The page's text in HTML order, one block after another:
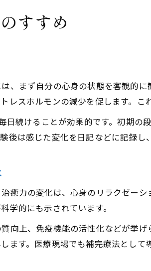
科学が支える瞑想セミナーの魅力
治癒力を科学的に高める瞑想セミ
治癒力を支える科学的根拠と瞑
治癒力を学ぶ瞑想セミナー選び
マインドフルネスで感じる治癒力の
マインドフルネスが治癒力に与
治癒力を高めるマインドフルネ
マインドフルネス瞑想会で治癒力
不調改善を目指すなら治癒力活性化法
治癒力を活性化するための具体
すすめ
、まず自分の心身の状態を客観的
レスホルモンの減少を促します。こ
日続けることが効果的です。初期
後は感じた変化を日記などに記録し
癒力の変化は、心身のリラクゼー
学的にも示されています。
向上、免疫機能の活性化などが挙
す。医療現場でも補完療法として